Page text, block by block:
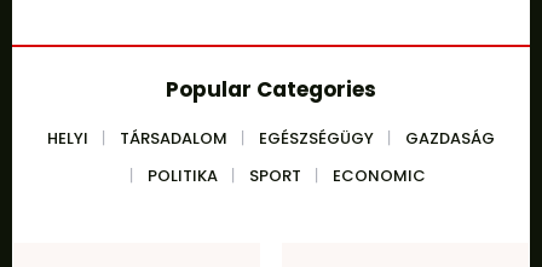
Popular Categories
HELYI TÁRSADALOM EGÉSZSÉGÜGY
GAZDASÁG
POLITIKA
SPORT ECONOMIC